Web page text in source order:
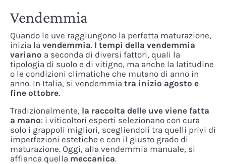
Vendemmia
Quando le uve raggiungono la perfetta maturazione,
inizia la vendemmia. I tempi della vendemmia
variano a seconda di diversi fattori, quali la
tipologia di suolo e di vitigno, ma anche la latitudine
o le condizioni climatiche che mutano di anno in
anno. In Italia, si vendemmia tra inizio agosto e
fine ottobre.
Tradizionalmente, la raccolta delle uve viene fatta
a mano: i viticoltori esperti selezionano con cura
solo i grappoli migliori, scegliendoli tra quelli privi di
imperfezioni estetiche e con il giusto grado di
maturazione. Oggi, alla vendemmia manuale, si
affianca quella meccanica.